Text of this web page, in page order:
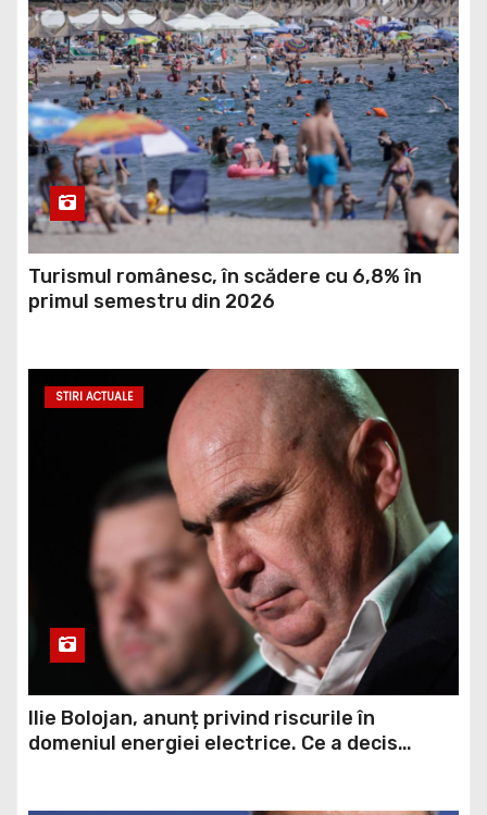
Turismul românesc, în scădere cu 6,8% în
primul semestru din 2026
STIRI ACTUALE
Ilie Bolojan, anunț privind riscurile în
domeniul energiei electrice. Ce a decis